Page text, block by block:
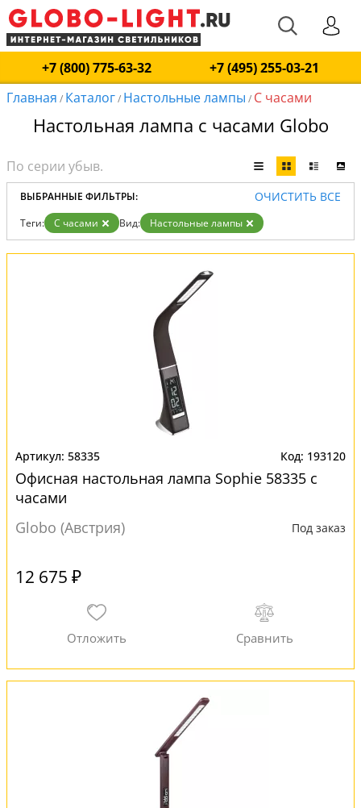
+7 (800) 775-63-32
+7 (495) 255-03-21
Главная / Каталог/ Настольные лампы / С часами
Настольная лампа с часами Globo
ВЫБРАННЫЕ ФИЛЬТРЫ: ОЧИСТИТЬ ВСЕ
Теги: С часами Вид: Настольные лампы
58335 193120
Офисная настольная лампа Sophie 58335 с
часами
Globo (Австрия)
Под заказ
12 675 ₽